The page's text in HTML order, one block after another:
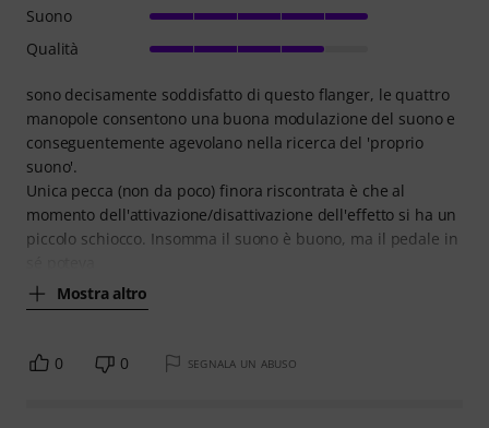
sono decisamente soddisfatto di questo flanger, le quattro
manopole consentono una buona modulazione del suono e
conseguentemente agevolano nella ricerca del 'proprio
suono'.
Unica pecca (non da poco) finora riscontrata è che al
momento dell'attivazione/disattivazione dell'effetto si ha un
piccolo schiocco. Insomma il suono è buono, ma il pedale in
Mostra altro
Suono
Qualità
0 0 SEGNALA UN ABUSO